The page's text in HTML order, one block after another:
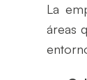
La
áreas